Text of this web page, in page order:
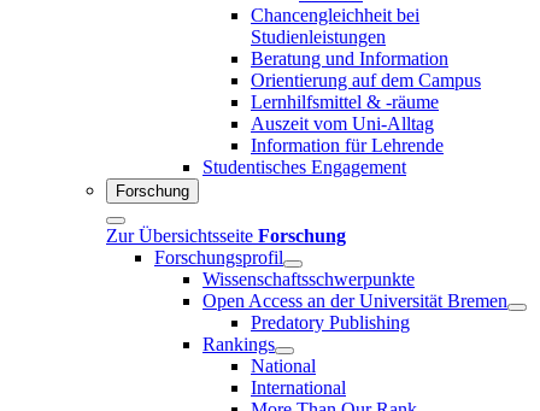
Chancengleichheit bei
Studienleistungen
Beratung und Information
Orientierung auf dem Campus
Lernhilfsmittel & -räume
Auszeit vom Uni-Alltag
Information für Lehrende
Studentisches Engagement
Forschung
Zur Übersichtsseite Forschung
Forschungsprofil
Wissenschaftsschwerpunkte
Open Access an der Universität Bremen
Predatory Publishing
Rankings
National
International